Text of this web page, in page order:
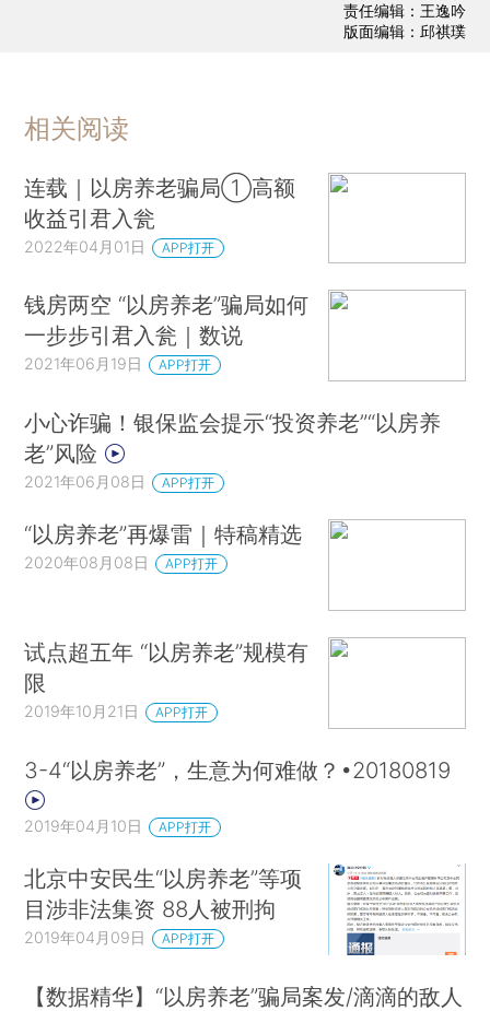
责任编辑：王逸吟
版面编辑：邱祺璞
相关阅读
连载｜以房养老骗局①高额
收益引君入瓮
2022年04月01日 APP打开
钱房两空 “以房养老”骗局如何
一步步引君入瓮｜数说
2021年06月19日 APP打开
小心诈骗！银保监会提示“投资养老”“以房养
老”风险
2021年06月08日 APP打开
“以房养老”再爆雷｜特稿精选
2020年08月08日 APP打开
试点超五年 “以房养老”规模有
限
2019年10月21日 APP打开
3-4“以房养老”，生意为何难做？•20180819
2019年04月10日 APP打开
北京中安民生“以房养老”等项
目涉非法集资 88人被刑拘
2019年04月09日 APP打开
【数据精华】“以房养老”骗局案发/滴滴的敌人